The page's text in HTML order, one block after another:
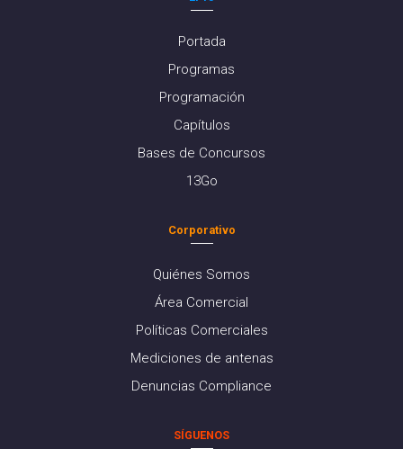
Portada
Programas
Programación
Capítulos
Bases de Concursos
13Go
Corporativo
Quiénes Somos
Área Comercial
Políticas Comerciales
Mediciones de antenas
Denuncias Compliance
SÍGUENOS